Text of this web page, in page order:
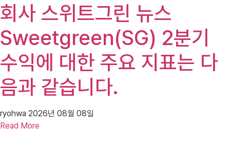
회사 스위트그린 뉴스
Sweetgreen(SG) 2분기
수익에 대한 주요 지표는 다
음과 같습니다.
ryohwa 2026년 08월 08일
Read More